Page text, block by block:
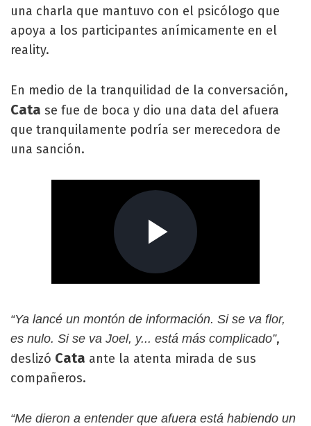
una charla que mantuvo con el psicólogo que
apoya a los participantes anímicamente en el
reality.
En medio de la tranquilidad de la conversación,
Cata se fue de boca y dio una data del afuera
que tranquilamente podría ser merecedora de
una sanción.
“Ya lancé un montón de información. Si se va flor,
es nulo. Si se va Joel, y... está más complicado”,
deslizó Cata ante la atenta mirada de sus
compañeros.
“Me dieron a entender que afuera está habiendo un